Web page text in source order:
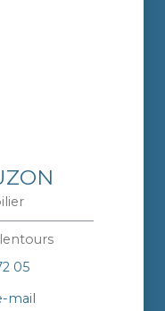
05
mail